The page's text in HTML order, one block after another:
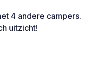
4 andere campers.
uitzicht!